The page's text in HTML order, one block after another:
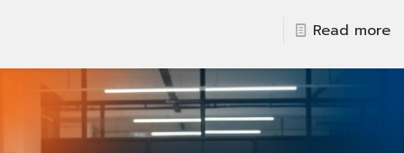
Read more